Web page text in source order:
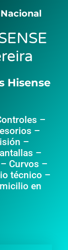
Hisense
–
–
–
–
Curvos –
técnico –
en